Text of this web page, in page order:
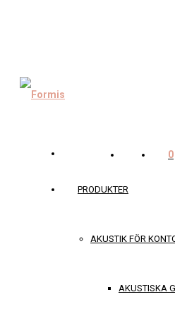
PRODUKTER
AKUSTIK FÖR
AKUSTISKA
0